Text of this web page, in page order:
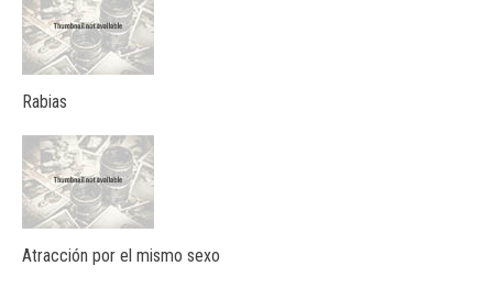
Rabias
Atracción por el mismo sexo